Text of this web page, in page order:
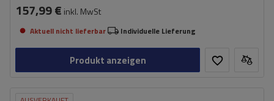
157,99 € inkl. MwSt
Aktuell nicht lieferbar Individuelle Lieferung
Produkt anzeigen